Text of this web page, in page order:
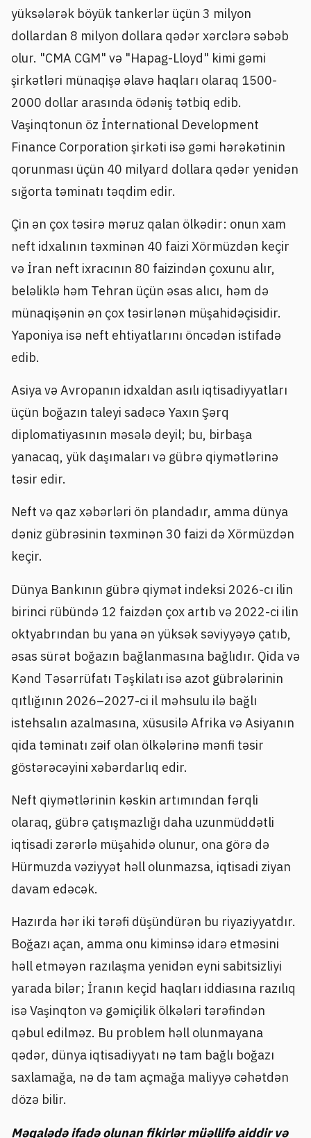
yüksələrək böyük tankerlər üçün 3 milyon
dollardan 8 milyon dollara qədər xərclərə səbəb
olur. "CMA CGM" və "Hapag-Lloyd" kimi gəmi
şirkətləri münaqişə əlavə haqları olaraq 1500-
2000 dollar arasında ödəniş tətbiq edib.
Vaşinqtonun öz İnternational Development
Finance Corporation şirkəti isə gəmi hərəkətinin
qorunması üçün 40 milyard dollara qədər yenidən
sığorta təminatı təqdim edir.
Çin ən çox təsirə məruz qalan ölkədir: onun xam
neft idxalının təxminən 40 faizi Xörmüzdən keçir
və İran neft ixracının 80 faizindən çoxunu alır,
beləliklə həm Tehran üçün əsas alıcı, həm də
münaqişənin ən çox təsirlənən müşahidəçisidir.
Yaponiya isə neft ehtiyatlarını öncədən istifadə
edib.
Asiya və Avropanın idxaldan asılı iqtisadiyyatları
üçün boğazın taleyi sadəcə Yaxın Şərq
diplomatiyasının məsələ deyil; bu, birbaşa
yanacaq, yük daşımaları və gübrə qiymətlərinə
təsir edir.
Neft və qaz xəbərləri ön plandadır, amma dünya
dəniz gübrəsinin təxminən 30 faizi də Xörmüzdən
keçir.
Dünya Bankının gübrə qiymət indeksi 2026-cı ilin
birinci rübündə 12 faizdən çox artıb və 2022-ci ilin
oktyabrından bu yana ən yüksək səviyyəyə çatıb,
əsas sürət boğazın bağlanmasına bağlıdır. Qida və
Kənd Təsərrüfatı Təşkilatı isə azot gübrələrinin
qıtlığının 2026–2027-ci il məhsulu ilə bağlı
istehsalın azalmasına, xüsusilə Afrika və Asiyanın
qida təminatı zəif olan ölkələrinə mənfi təsir
göstərəcəyini xəbərdarlıq edir.
Neft qiymətlərinin kəskin artımından fərqli
olaraq, gübrə çatışmazlığı daha uzunmüddətli
iqtisadi zərərlə müşahidə olunur, ona görə də
Hürmuzda vəziyyət həll olunmazsa, iqtisadi ziyan
davam edəcək.
Hazırda hər iki tərəfi düşündürən bu riyaziyyatdır.
Boğazı açan, amma onu kiminsə idarə etməsini
həll etməyən razılaşma yenidən eyni sabitsizliyi
yarada bilər; İranın keçid haqları iddiasına razılıq
isə Vaşinqton və gəmiçilik ölkələri tərəfindən
qəbul edilməz. Bu problem həll olunmayana
qədər, dünya iqtisadiyyatı nə tam bağlı boğazı
saxlamağa, nə də tam açmağa maliyyə cəhətdən
dözə bilir.
Məqalədə ifadə olunan fikirlər müəllifə aiddir və